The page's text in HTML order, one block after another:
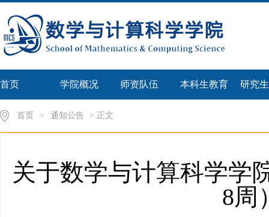
首页 学院概况 师资队伍 本科生教育 研究
首页 > 通知公告 > 正文
关于数学与计算科学学
8周